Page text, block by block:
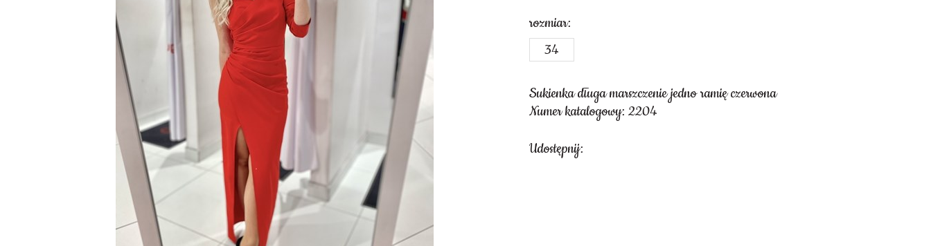
rozmiar:
34
Sukienka długa marszczenie jedno ramię czerwona
Numer katalogowy: 2204
Udostępnij: